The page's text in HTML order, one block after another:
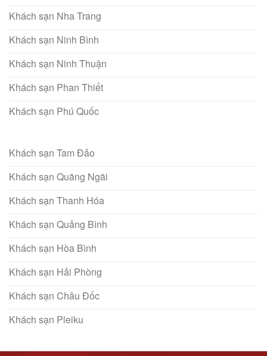
Khách sạn Nha Trang
Khách sạn Ninh Bình
Khách sạn Ninh Thuận
Khách sạn Phan Thiết
Khách sạn Phú Quốc
Khách sạn Tam Đảo
Khách sạn Quãng Ngãi
Khách sạn Thanh Hóa
Khách sạn Quảng Bình
Khách sạn Hòa Bình
Khách sạn Hải Phòng
Khách sạn Châu Đốc
Khách sạn Pleiku